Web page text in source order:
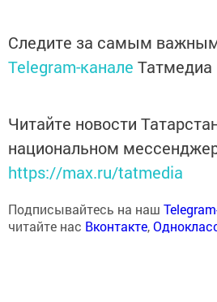
Следите за самым
Telegram-канале Татмедиа
Читайте новости
национальном
https://max.ru/tatmedia
Подписывайтесь на наш
читайте нас Вконтакте,